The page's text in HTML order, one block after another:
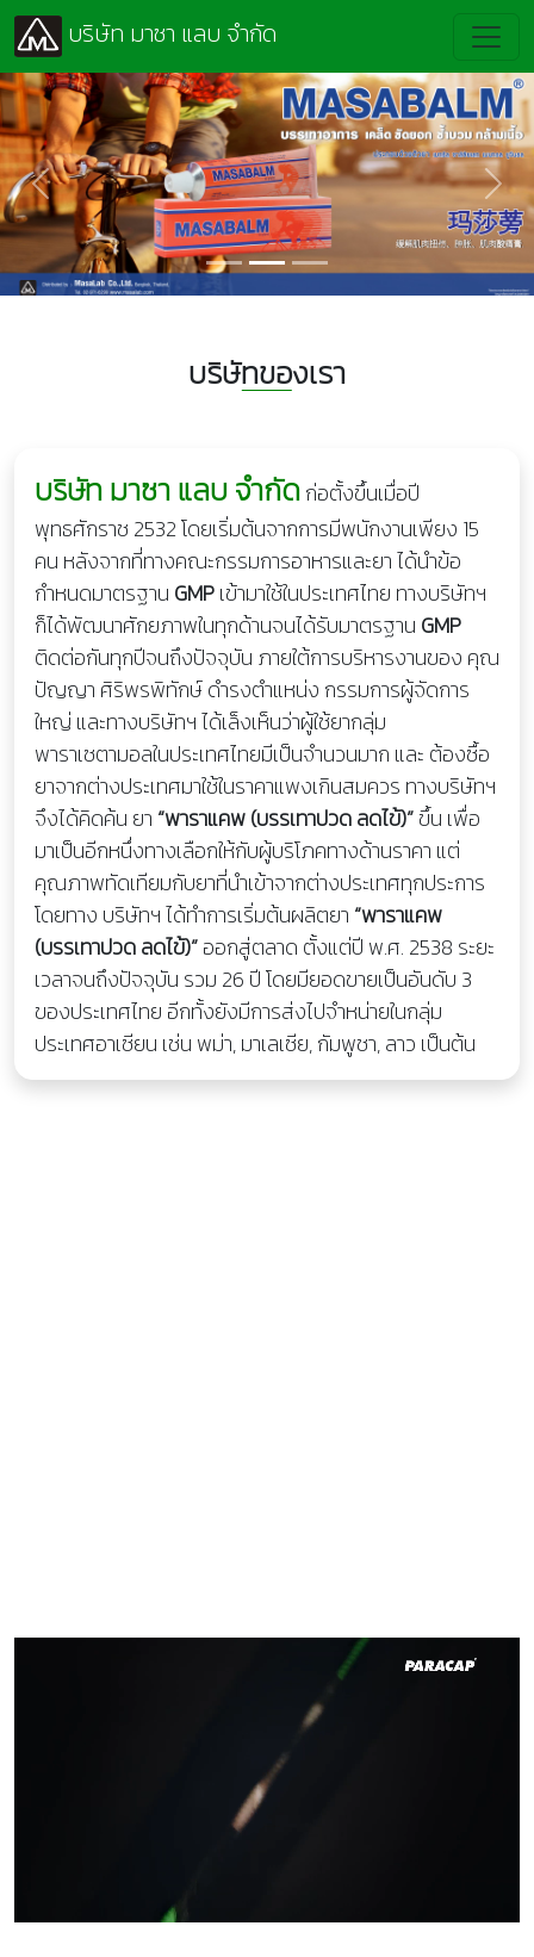
บริษัท มาซา แลบ จำกัด
Previous Next
บริษัทของเรา
บริษัท มาซา แลบ จำกัดก่อตั้งขึ้นเมื่อปี
พุทธศักราช 2532 โดยเริ่มต้นจากการมีพนักงานเพียง 15
คน หลังจากที่ทางคณะกรรมการอาหารและยา ได้นำข้อ
กำหนดมาตรฐาน GMPเข้ามาใช้ในประเทศไทย ทางบริษัทฯ
ก็ได้พัฒนาศักยภาพในทุกด้านจนได้รับมาตรฐาน GMP
ติดต่อกันทุกปีจนถึงปัจจุบัน ภายใต้การบริหารงานของ คุณ
ปัญญา ศิริพรพิทักษ์ ดำรงตำแหน่ง กรรมการผู้จัดการ
ใหญ่ และทางบริษัทฯ ได้เล็งเห็นว่าผู้ใช้ยากลุ่ม
พาราเซตามอลในประเทศไทยมีเป็นจำนวนมาก และ ต้องซื้อ
ยาจากต่างประเทศมาใช้ในราคาแพงเกินสมควร ทางบริษัทฯ
จึงได้คิดค้น ยา “พาราแคพ (บรรเทาปวด ลดไข้)”ขึ้น เพื่อ
มาเป็นอีกหนึ่งทางเลือกให้กับผู้บริโภคทางด้านราคา แต่
คุณภาพทัดเทียมกับยาที่นำเข้าจากต่างประเทศทุกประการ
โดยทาง บริษัทฯ ได้ทำการเริ่มต้นผลิตยา “พาราแคพ
(บรรเทาปวด ลดไข้)”ออกสู่ตลาด ตั้งแต่ปี พ.ศ. 2538 ระยะ
เวลาจนถึงปัจจุบัน รวม 26 ปี โดยมียอดขายเป็นอันดับ 3
ของประเทศไทย อีกทั้งยังมีการส่งไปจำหน่ายในกลุ่ม
ประเทศอาเซียน เช่น พม่า, มาเลเซีย, กัมพูชา, ลาว เป็นต้น